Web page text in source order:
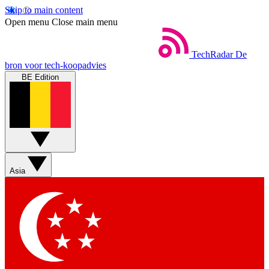
Skip to main content
Open menu Close main menu
TechRadar De
bron voor tech-koopadvies
BE Edition
Asia